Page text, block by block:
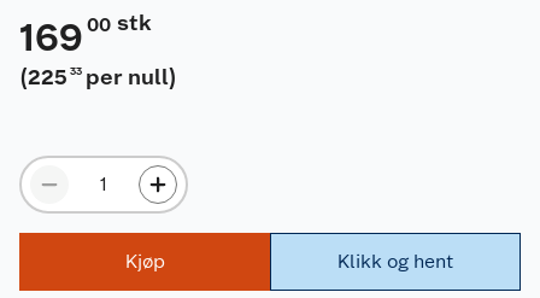
169 00 stk
(225 33 per null)
Kjøp Klikk og hent